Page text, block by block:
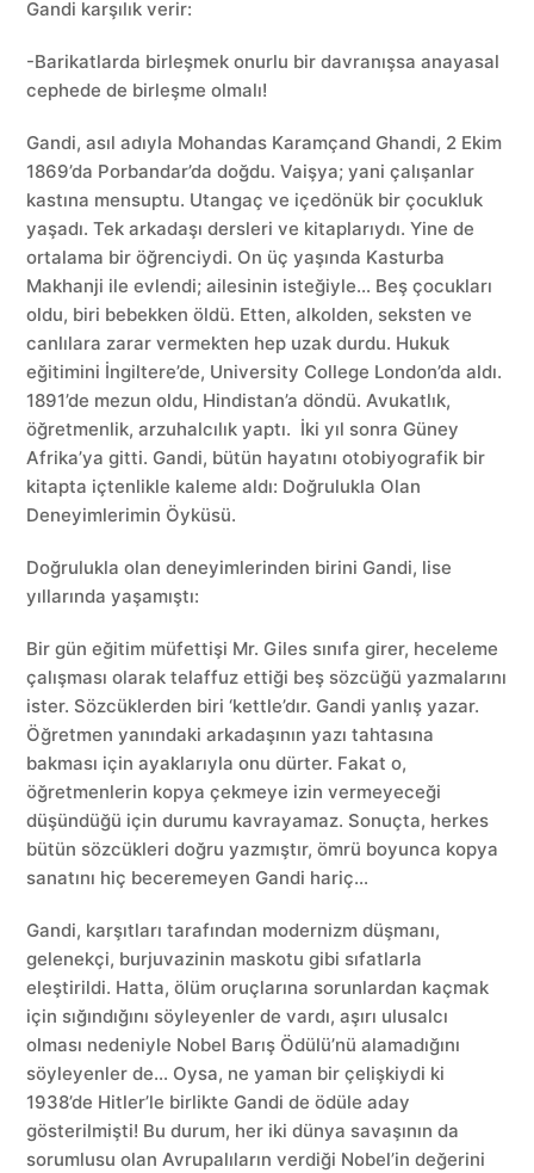
Gandi karşılık verir:
-Barikatlarda birleşmek onurlu bir davranışsa anayasal
cephede de birleşme olmalı!
Gandi, asıl adıyla Mohandas Karamçand Ghandi, 2 Ekim
1869’da Porbandar’da doğdu. Vaişya; yani çalışanlar
kastına mensuptu. Utangaç ve içedönük bir çocukluk
yaşadı. Tek arkadaşı dersleri ve kitaplarıydı. Yine de
ortalama bir öğrenciydi. On üç yaşında Kasturba
Makhanji ile evlendi; ailesinin isteğiyle… Beş çocukları
oldu, biri bebekken öldü. Etten, alkolden, seksten ve
canlılara zarar vermekten hep uzak durdu. Hukuk
eğitimini İngiltere’de, University College London’da aldı.
1891’de mezun oldu, Hindistan’a döndü. Avukatlık,
öğretmenlik, arzuhalcılık yaptı. İki yıl sonra Güney
Afrika’ya gitti. Gandi, bütün hayatını otobiyografik bir
kitapta içtenlikle kaleme aldı: Doğrulukla Olan
Deneyimlerimin Öyküsü.
Doğrulukla olan deneyimlerinden birini Gandi, lise
yıllarında yaşamıştı:
Bir gün eğitim müfettişi Mr. Giles sınıfa girer, heceleme
çalışması olarak telaffuz ettiği beş sözcüğü yazmalarını
ister. Sözcüklerden biri ‘kettle’dır. Gandi yanlış yazar.
Öğretmen yanındaki arkadaşının yazı tahtasına
bakması için ayaklarıyla onu dürter. Fakat o,
öğretmenlerin kopya çekmeye izin vermeyeceği
düşündüğü için durumu kavrayamaz. Sonuçta, herkes
bütün sözcükleri doğru yazmıştır, ömrü boyunca kopya
sanatını hiç beceremeyen Gandi hariç…
Gandi, karşıtları tarafından modernizm düşmanı,
gelenekçi, burjuvazinin maskotu gibi sıfatlarla
eleştirildi. Hatta, ölüm oruçlarına sorunlardan kaçmak
için sığındığını söyleyenler de vardı, aşırı ulusalcı
olması nedeniyle Nobel Barış Ödülü’nü alamadığını
söyleyenler de… Oysa, ne yaman bir çelişkiydi ki
1938’de Hitler’le birlikte Gandi de ödüle aday
gösterilmişti! Bu durum, her iki dünya savaşının da
sorumlusu olan Avrupalıların verdiği Nobel’in değerini